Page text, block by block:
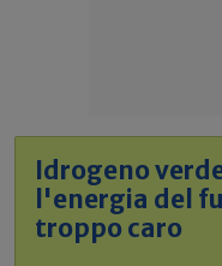
Idrogeno
l'energia del
troppo caro